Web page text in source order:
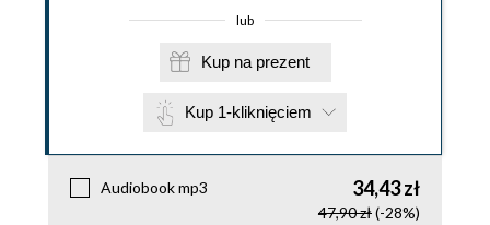
lub
Kup na prezent
Kup 1-kliknięciem
Audiobook mp3 34,43 zł
47,90 zł(-28%)